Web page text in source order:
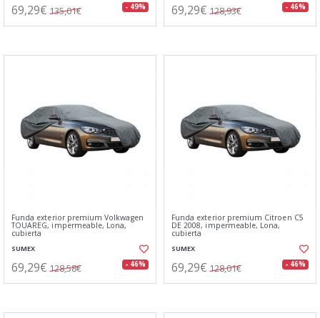
69,29€ 135,01€ - 49% 69,29€ 128,93€ - 46%
Funda exterior premium Volkwagen
TOUAREG, impermeable, Lona,
cubierta
SUMEX
69,29€ 128,58€ - 46%
Funda exterior premium Citroen C5
DE 2008, impermeable, Lona,
cubierta
SUMEX
69,29€ 128,01€ - 46%